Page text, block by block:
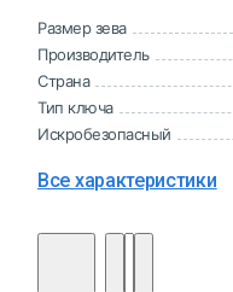
Размер зева
Производитель
Страна
Тип ключа
Искробезопасный
Все характеристики